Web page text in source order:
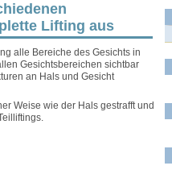
Lifting aus
alle Bereiche des Gesichts in
Gesichtsbereichen sichtbar
an Hals und Gesicht
Weise wie der Hals gestrafft und